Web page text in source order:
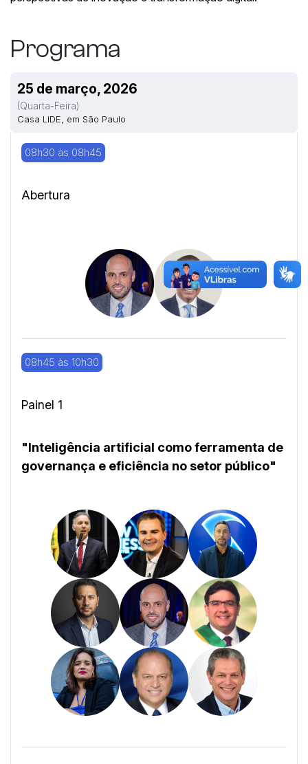
Programa
25 de março, 2026
(quarta-Feira)
Casa LIDE, em São Paulo
08h30 às 08h45
Abertura
08h45 às 10h30
Painel 1
"Inteligência artificial como ferramenta de
governança e eficiência no setor público"